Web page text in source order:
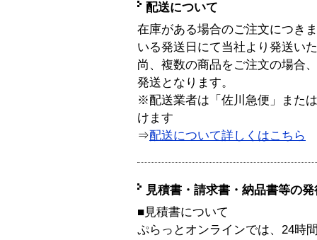
配送について
在庫がある場合のご注文につき
いる発送日にて当社より発送い
尚、複数の商品をご注文の場合
発送となります。
※配送業者は「佐川急便」また
けます
⇒配送について詳しくはこちら
見積書・請求書・納品書等の
■見積書について
ぷらっとオンラインでは、24時